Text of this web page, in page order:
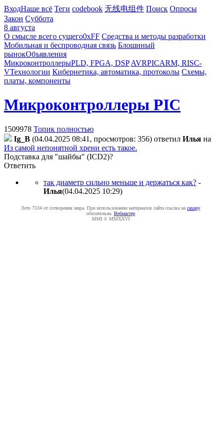
ВходНаше всё Теги codebook 无线电组件 Поиск Опросы
Закон Суббота
8 августа
О смысле всего сущего0xFF Средства и методы разработки
Мобильная и беспроводная связь Блошиный
рынокОбъявления
МикроконтроллерыPLD, FPGA, DSP AVRPICARM, RISC-
VТехнологии Кибернетика, автоматика, протоколы Схемы,
платы, компоненты
Микроконтроллеры PIC
1509978 Топик полностью
Ig_B (04.04.2025 08:41, просмотров: 356) ответил Илья на
Из самой непонятной хрени есть такое.
Подставка для "шайбы" (ICD2)?
Ответить
так диаметр сильно меньше и держаться как? -
Илья(04.04.2025 10:29)
Лето 7534 от сотворения мира. При использовании материалов сайта ссылка на caxapу
обязательна. Вебмастер
MMI © MMXXVI